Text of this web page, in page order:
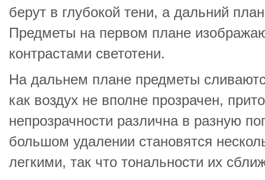
берут в глубокой тени, а дальний
Предметы на первом плане
контрастами светотени.
На дальнем плане предметы
как воздух не вполне прозрачен,
непрозрачности различна в разную
большом удалении становятся
легкими, так что тональности их